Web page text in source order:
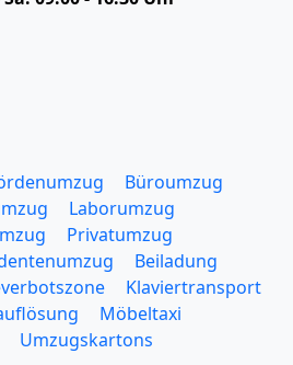
Büroumzug
Laborumzug
Privatumzug
Beiladung
Klaviertransport
Möbeltaxi
Umzugskartons